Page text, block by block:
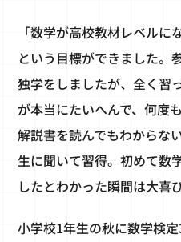
「数学が高校教材レベル
という目標ができました。
独学をしましたが、全く習
が本当にたいへんで、何度
解説書を読んでもわからな
生に聞いて習得。初めて数
したとわかった瞬間は大喜
小学校1年生の秋に数学検